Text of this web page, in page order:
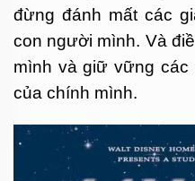
đừng đánh mất các
con người mình. Và
mình và giữ vững các
của chính mình.